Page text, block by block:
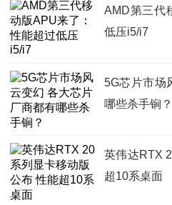
AMD第三代
低压i5/i7
5G芯片市场
哪些杀手锏？
英伟达RTX
超10系桌面